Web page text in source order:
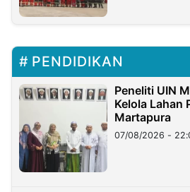
PENDIDIKAN
Peneliti UIN
Kelola Lahan
Martapura
07/08/2026 -